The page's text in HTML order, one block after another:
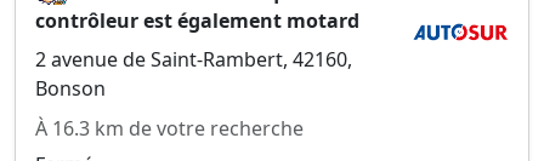
contrôleur est également motard
2 avenue de Saint-Rambert, 42160,
Bonson
À 16.3 km de votre recherche